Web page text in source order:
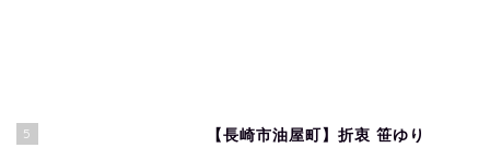
5 【長崎市油屋町】折衷 笹ゆり